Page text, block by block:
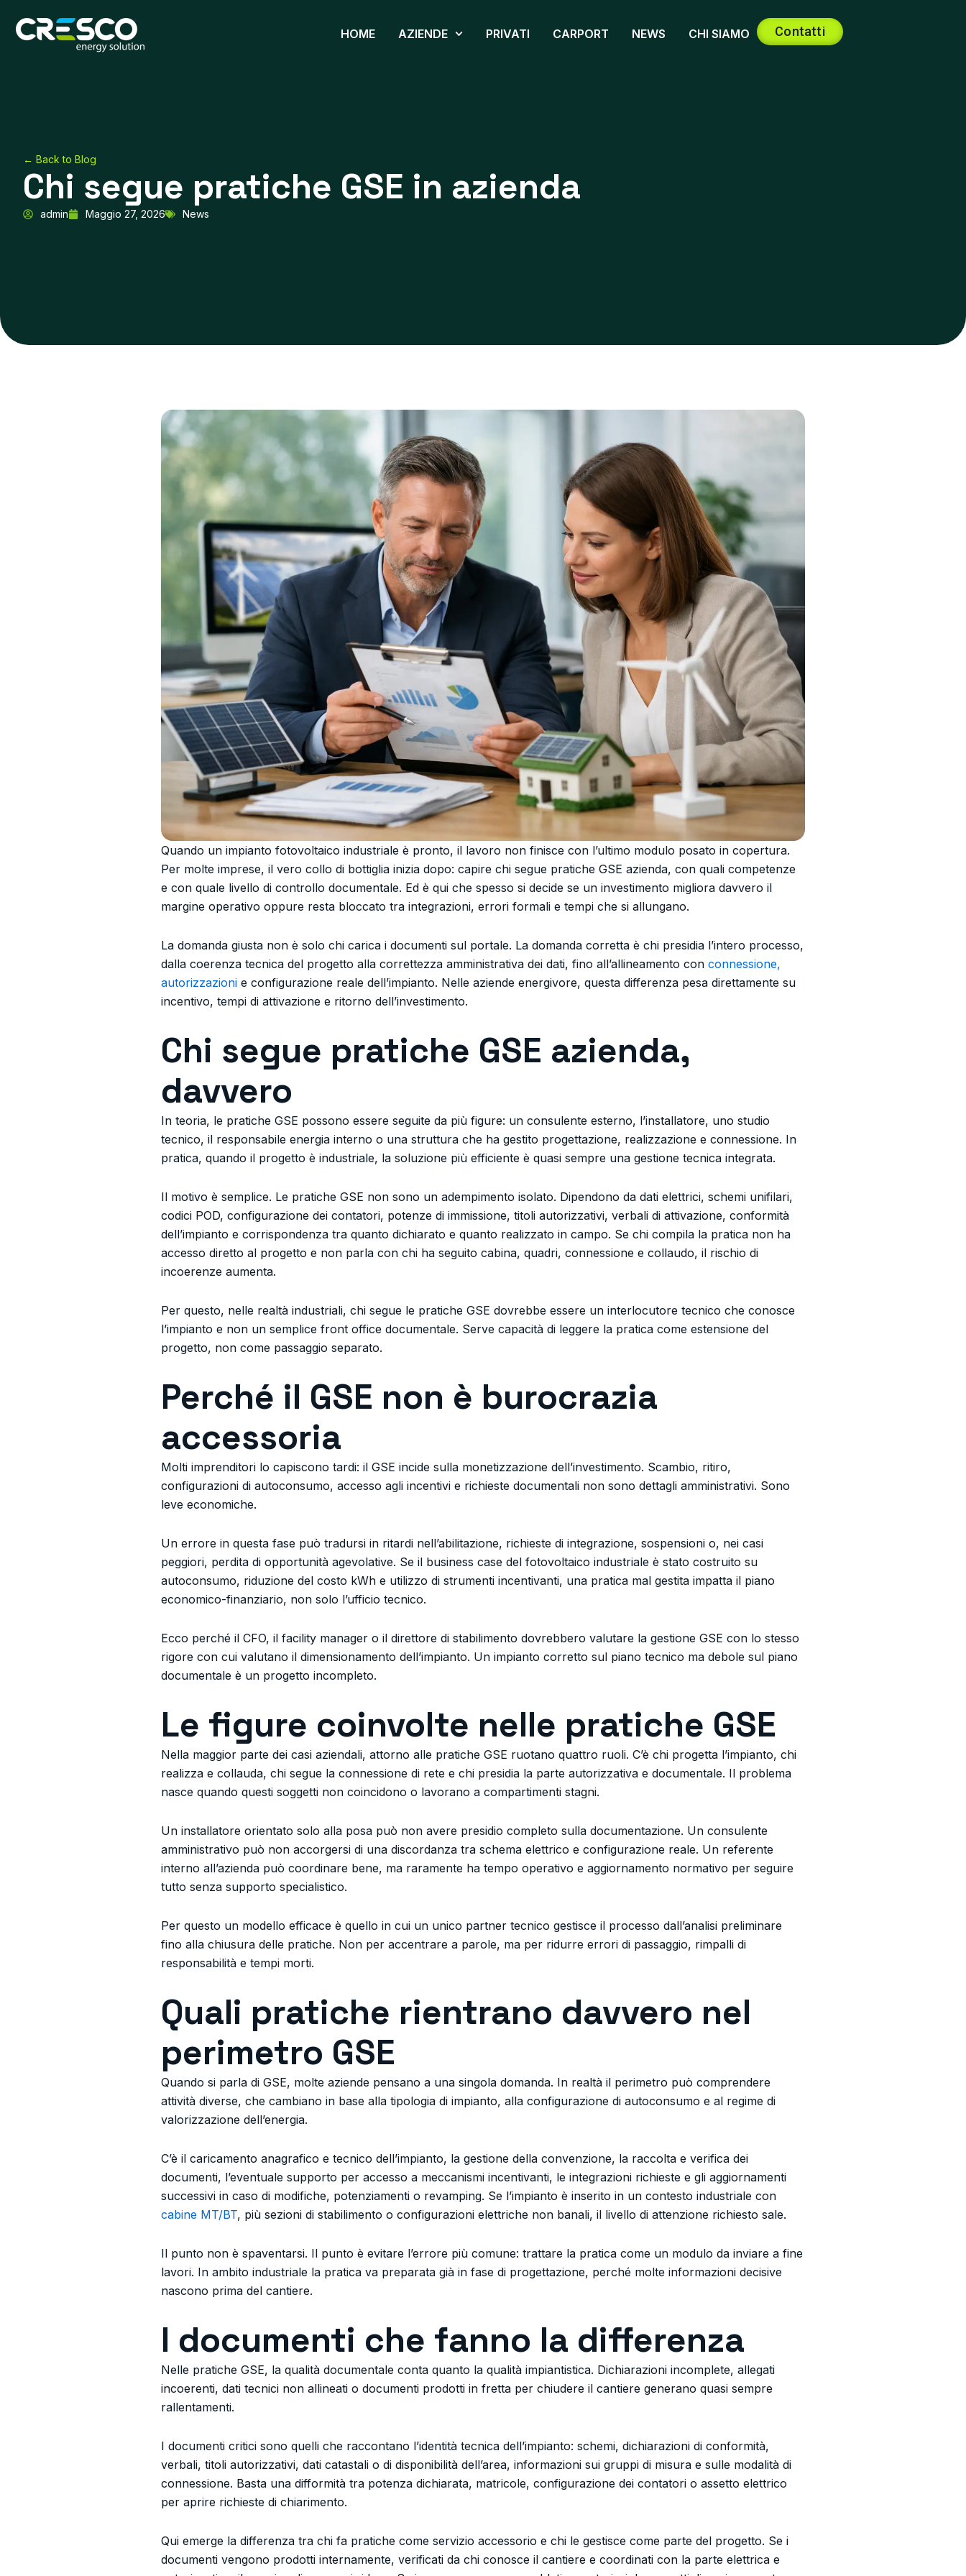
HOME AZIENDE PRIVATI CARPORT NEWS CHI SIAMO Contatti
← Back to Blog
Chi segue pratiche GSE in azienda
admin Maggio 27, 2026 News
Quando un impianto fotovoltaico industriale è pronto, il lavoro non finisce con l’ultimo modulo posato in copertura.
Per molte imprese, il vero collo di bottiglia inizia dopo: capire chi segue pratiche GSE azienda, con quali competenze
e con quale livello di controllo documentale. Ed è qui che spesso si decide se un investimento migliora davvero il
margine operativo oppure resta bloccato tra integrazioni, errori formali e tempi che si allungano.
La domanda giusta non è solo chi carica i documenti sul portale. La domanda corretta è chi presidia l’intero processo,
dalla coerenza tecnica del progetto alla correttezza amministrativa dei dati, fino all’allineamento con connessione,
autorizzazioni e configurazione reale dell’impianto. Nelle aziende energivore, questa differenza pesa direttamente su
incentivo, tempi di attivazione e ritorno dell’investimento.
Chi segue pratiche GSE azienda,
davvero
In teoria, le pratiche GSE possono essere seguite da più figure: un consulente esterno, l’installatore, uno studio
tecnico, il responsabile energia interno o una struttura che ha gestito progettazione, realizzazione e connessione. In
pratica, quando il progetto è industriale, la soluzione più efficiente è quasi sempre una gestione tecnica integrata.
Il motivo è semplice. Le pratiche GSE non sono un adempimento isolato. Dipendono da dati elettrici, schemi unifilari,
codici POD, configurazione dei contatori, potenze di immissione, titoli autorizzativi, verbali di attivazione, conformità
dell’impianto e corrispondenza tra quanto dichiarato e quanto realizzato in campo. Se chi compila la pratica non ha
accesso diretto al progetto e non parla con chi ha seguito cabina, quadri, connessione e collaudo, il rischio di
incoerenze aumenta.
Per questo, nelle realtà industriali, chi segue le pratiche GSE dovrebbe essere un interlocutore tecnico che conosce
l’impianto e non un semplice front office documentale. Serve capacità di leggere la pratica come estensione del
progetto, non come passaggio separato.
Perché il GSE non è burocrazia
accessoria
Molti imprenditori lo capiscono tardi: il GSE incide sulla monetizzazione dell’investimento. Scambio, ritiro,
configurazioni di autoconsumo, accesso agli incentivi e richieste documentali non sono dettagli amministrativi. Sono
leve economiche.
Un errore in questa fase può tradursi in ritardi nell’abilitazione, richieste di integrazione, sospensioni o, nei casi
peggiori, perdita di opportunità agevolative. Se il business case del fotovoltaico industriale è stato costruito su
autoconsumo, riduzione del costo kWh e utilizzo di strumenti incentivanti, una pratica mal gestita impatta il piano
economico-finanziario, non solo l’ufficio tecnico.
Ecco perché il CFO, il facility manager o il direttore di stabilimento dovrebbero valutare la gestione GSE con lo stesso
rigore con cui valutano il dimensionamento dell’impianto. Un impianto corretto sul piano tecnico ma debole sul piano
documentale è un progetto incompleto.
Le figure coinvolte nelle pratiche GSE
Nella maggior parte dei casi aziendali, attorno alle pratiche GSE ruotano quattro ruoli. C’è chi progetta l’impianto, chi
realizza e collauda, chi segue la connessione di rete e chi presidia la parte autorizzativa e documentale. Il problema
nasce quando questi soggetti non coincidono o lavorano a compartimenti stagni.
Un installatore orientato solo alla posa può non avere presidio completo sulla documentazione. Un consulente
amministrativo può non accorgersi di una discordanza tra schema elettrico e configurazione reale. Un referente
interno all’azienda può coordinare bene, ma raramente ha tempo operativo e aggiornamento normativo per seguire
tutto senza supporto specialistico.
Per questo un modello efficace è quello in cui un unico partner tecnico gestisce il processo dall’analisi preliminare
fino alla chiusura delle pratiche. Non per accentrare a parole, ma per ridurre errori di passaggio, rimpalli di
responsabilità e tempi morti.
Quali pratiche rientrano davvero nel
perimetro GSE
Quando si parla di GSE, molte aziende pensano a una singola domanda. In realtà il perimetro può comprendere
attività diverse, che cambiano in base alla tipologia di impianto, alla configurazione di autoconsumo e al regime di
valorizzazione dell’energia.
C’è il caricamento anagrafico e tecnico dell’impianto, la gestione della convenzione, la raccolta e verifica dei
documenti, l’eventuale supporto per accesso a meccanismi incentivanti, le integrazioni richieste e gli aggiornamenti
successivi in caso di modifiche, potenziamenti o revamping. Se l’impianto è inserito in un contesto industriale con
cabine MT/BT, più sezioni di stabilimento o configurazioni elettriche non banali, il livello di attenzione richiesto sale.
Il punto non è spaventarsi. Il punto è evitare l’errore più comune: trattare la pratica come un modulo da inviare a fine
lavori. In ambito industriale la pratica va preparata già in fase di progettazione, perché molte informazioni decisive
nascono prima del cantiere.
I documenti che fanno la differenza
Nelle pratiche GSE, la qualità documentale conta quanto la qualità impiantistica. Dichiarazioni incomplete, allegati
incoerenti, dati tecnici non allineati o documenti prodotti in fretta per chiudere il cantiere generano quasi sempre
rallentamenti.
I documenti critici sono quelli che raccontano l’identità tecnica dell’impianto: schemi, dichiarazioni di conformità,
verbali, titoli autorizzativi, dati catastali o di disponibilità dell’area, informazioni sui gruppi di misura e sulle modalità di
connessione. Basta una difformità tra potenza dichiarata, matricole, configurazione dei contatori o assetto elettrico
per aprire richieste di chiarimento.
Qui emerge la differenza tra chi fa pratiche come servizio accessorio e chi le gestisce come parte del progetto. Se i
documenti vengono prodotti internamente, verificati da chi conosce il cantiere e coordinati con la parte elettrica e